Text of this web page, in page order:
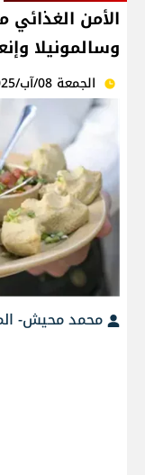
الأمن
وسالمونيلا
الجمعة 08/آب/2025 - 04:24 م
محمد محيش-